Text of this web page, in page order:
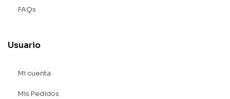
FAQs
Usuario
Mi cuenta
Mis Pedidos